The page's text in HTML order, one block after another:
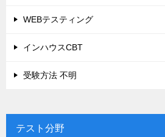
WEBテスティング
インハウスCBT
受験方法 不明
テスト分野